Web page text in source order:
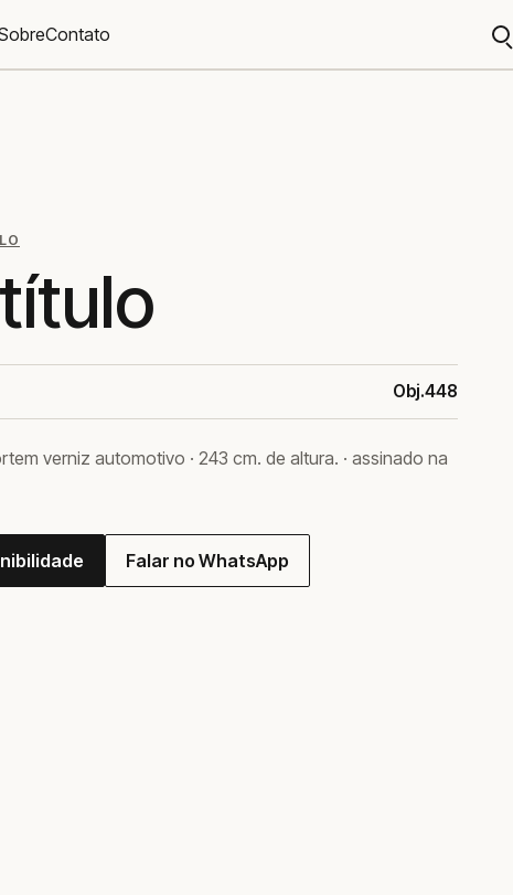
Contato
Obj.448
verniz automotivo · 243 cm. de altura. · assinado na
Falar no WhatsApp